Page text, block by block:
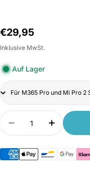
Normalpreis
€29,95
Inklusive MwSt.
Auf Lager
Title
Anzahl
Menge Anzahl